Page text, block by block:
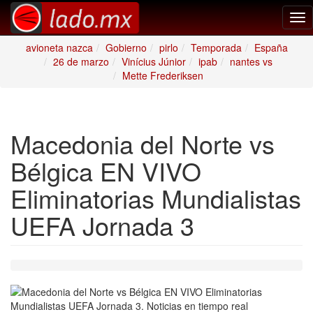
avioneta nazca
Gobierno pirlo Temporada
España
26 de marzo
Vinícius Júnior ipab
nantes vs
Mette Frederiksen
Macedonia del Norte vs
Bélgica EN VIVO
Eliminatorias Mundialistas
UEFA Jornada 3